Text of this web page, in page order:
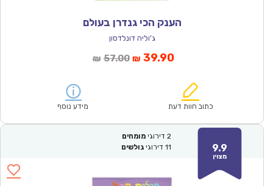
הענק הכי גנדרן בעולם
ג'וליה דונלדסון
₪ 57.00המחיר
₪57.00.
₪ 39.90המחיר
הוא:
כתוב חוות דעת מידע נוסף
9.9
מצוין
2 דירוגי מומחים
11 דירוגי גולשים